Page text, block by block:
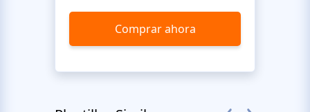
Comprar ahora